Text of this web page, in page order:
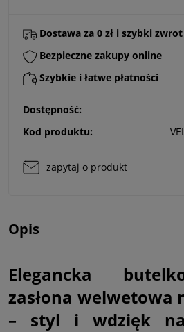
Dostawa za 0 zł i szybki zwrot
Bezpieczne zakupy online
Szybkie i łatwe płatności
Dostępność:
Kod produktu:
zapytaj o produkt
Opis
Elegancka
zasłona welwetowa
– styl i wdzięk na